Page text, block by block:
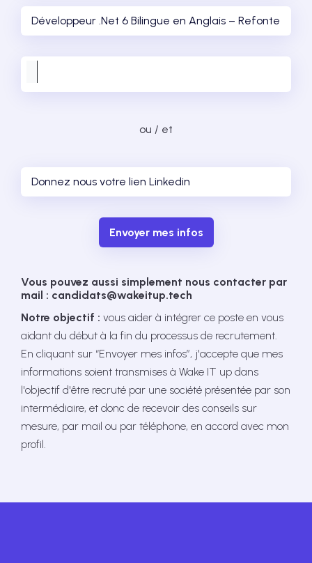
ou / et
Envoyer mes infos
Vous pouvez aussi simplement nous contacter par
mail : candidats@wakeitup.tech
Notre objectif : vous aider à intégrer ce poste en vous
aidant du début à la fin du processus de recrutement.
En cliquant sur “Envoyer mes infos”, j'accepte que mes
informations soient transmises à Wake IT up dans
l'objectif d'être recruté par une société présentée par son
intermédiaire, et donc de recevoir des conseils sur
mesure, par mail ou par téléphone, en accord avec mon
profil.